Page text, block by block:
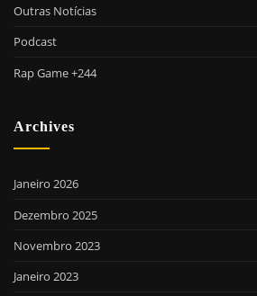
Outras Notícias
Podcast
Rap Game +244
Archives
Janeiro 2026
Dezembro 2025
Novembro 2023
Janeiro 2023